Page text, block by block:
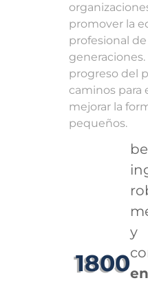
promover la
profesional
progreso del
caminos para
mejorar la
pequeños.
1800
y